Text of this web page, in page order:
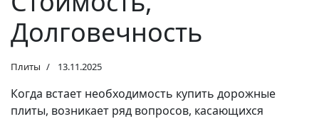
Долговечность
Плиты 13.11.2025
Когда встает необходимость купить дорожные
плиты, возникает ряд вопросов, касающихся